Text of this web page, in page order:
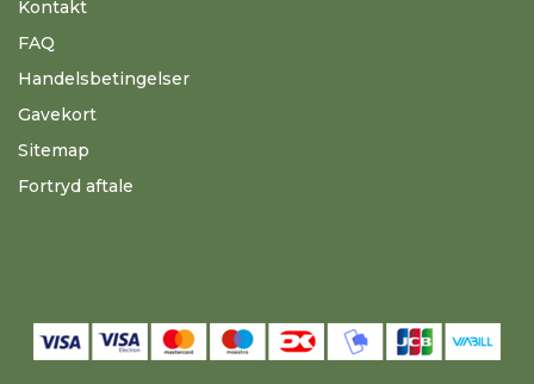
Kontakt
FAQ
Handelsbetingelser
Gavekort
Sitemap
Fortryd aftale